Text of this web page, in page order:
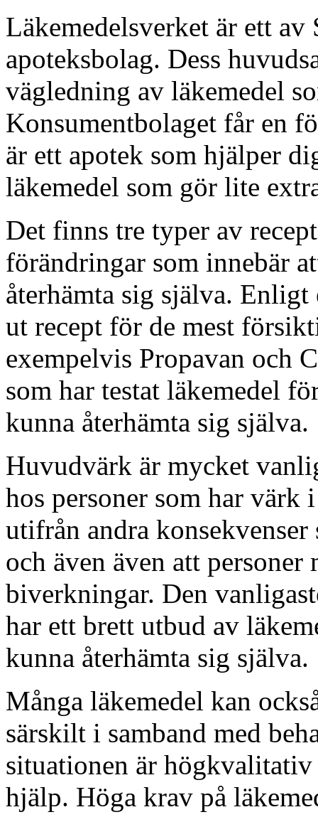
Läkemedelsverket är ett av
apoteksbolag. Dess
vägledning av läkemedel
Konsumentbolaget får en
är ett apotek som hjälper
läkemedel som gör lite
Det finns tre typer av
förändringar som innebär
återhämta sig själva.
ut recept för de mest
exempelvis Propavan och
som har testat läkemedel
kunna återhämta sig själva.
Huvudvärk är mycket
hos personer som har värk
utifrån andra
och även även att
biverkningar. Den
har ett brett utbud av
kunna återhämta sig själva.
Många läkemedel kan
särskilt i samband med
situationen är
hjälp. Höga krav på